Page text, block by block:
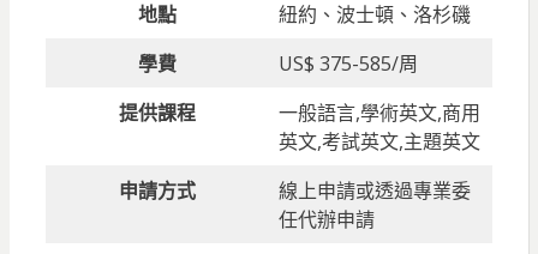
地點
紐約、波士頓、洛杉磯
學費
US$ 375-585/周
提供課程
一般語言,學術英文,商用
英文,考試英文,主題英文
申請方式
線上申請或透過專業委
任代辦申請